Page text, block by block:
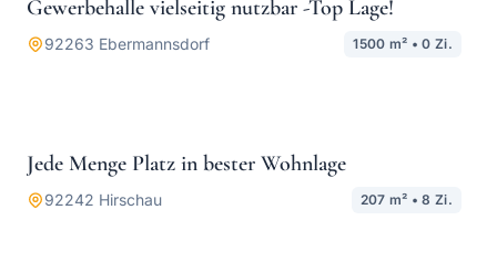
KAUF
Gewerbehalle vielseitig nutzbar -Top Lage!
92263 Ebermannsdorf 1500 m² •0 Zi.
KAUF
Jede Menge Platz in bester Wohnlage
92242 Hirschau 207 m² •8 Zi.